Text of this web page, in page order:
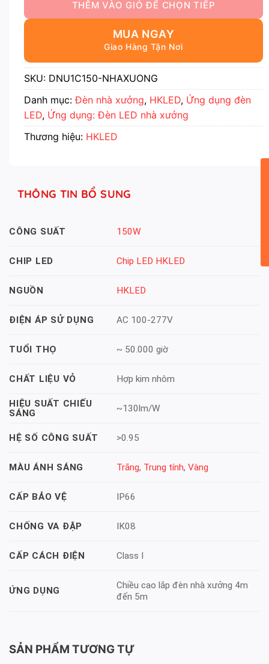
MUA NGAY
SKU: DNU1C150-NHAXUONG
Danh mục:Đèn nhà xưởng, HKLED, Ứng dụng đèn
LED, Ứng dụng: Đèn LED nhà xưởng
Thương hiệu: HKLED
THÔNG TIN BỔ SUNG
CÔNG SUẤT 150W
CHIP LED Chip LED HKLED
NGUỒN HKLED
ĐIỆN ÁP SỬ DỤNG AC 100-277V
TUỔI THỌ ~ 50.000 giờ
CHẤT LIỆU VỎ Hợp kim nhôm
HIỆU SUẤT CHIẾU
SÁNG
~130lm/W
HỆ SỐ CÔNG SUẤT >0.95
MÀU ÁNH SÁNG Trắng, Trung tính, Vàng
CẤP BẢO VỆ IP66
CHỐNG VA ĐẬP IK08
CẤP CÁCH ĐIỆN Class I
ỨNG DỤNG
Chiều cao lắp đèn nhà xưởng 4m
đến 5m
SẢN PHẨM TƯƠNG TỰ